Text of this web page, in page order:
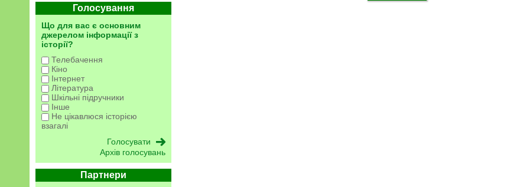
Голосування
Що для вас є основним
джерелом інформації з
історії?
Телебачення
Кіно
Інтернет
Література
Шкільні підручники
Інше
Не цікавлюся історією
взагалі
Архів голосувань
Партнери